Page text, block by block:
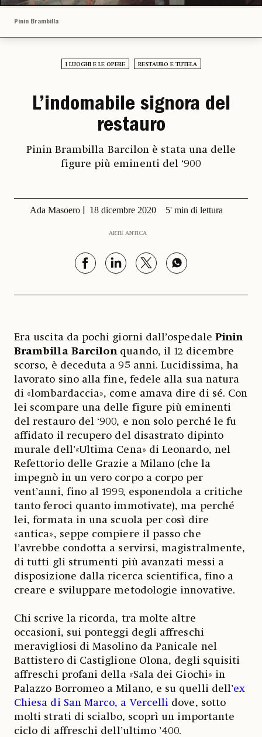
Pinin Brambilla
I LUOGHI E LE OPERE RESTAURO E TUTELA
L’indomabile signora del
restauro
Pinin Brambilla Barcilon è stata una delle
figure più eminenti del ‘900
Ada Masoero 18 dicembre 2020 5' min di lettura
ARTE ANTICA
Era uscita da pochi giorni dall’ospedale Pinin
Brambilla Barcilonquando, il 12 dicembre
scorso, è deceduta a 95 anni. Lucidissima, ha
lavorato sino alla fine, fedele alla sua natura
di «lombardaccia», come amava dire di sé. Con
lei scompare una delle figure più eminenti
del restauro del ‘900, e non solo perché le fu
affidato il recupero del disastrato dipinto
murale dell’«Ultima Cena» di Leonardo, nel
Refettorio delle Grazie a Milano (che la
impegnò in un vero corpo a corpo per
vent’anni, fino al 1999, esponendola a critiche
tanto feroci quanto immotivate), ma perché
lei, formata in una scuola per così dire
«antica», seppe compiere il passo che
l’avrebbe condotta a servirsi, magistralmente,
di tutti gli strumenti più avanzati messi a
disposizione dalla ricerca scientifica, fino a
creare e sviluppare metodologie innovative.
Chi scrive la ricorda, tra molte altre
occasioni, sui ponteggi degli affreschi
meravigliosi di Masolino da Panicale nel
Battistero di Castiglione Olona, degli squisiti
affreschi profani della «Sala dei Giochi» in
Palazzo Borromeo a Milano, e su quelli dell’ex
Chiesa di San Marco, a Vercelli dove, sotto
molti strati di scialbo, scoprì un importante
ciclo di affreschi dell’ultimo ’400.